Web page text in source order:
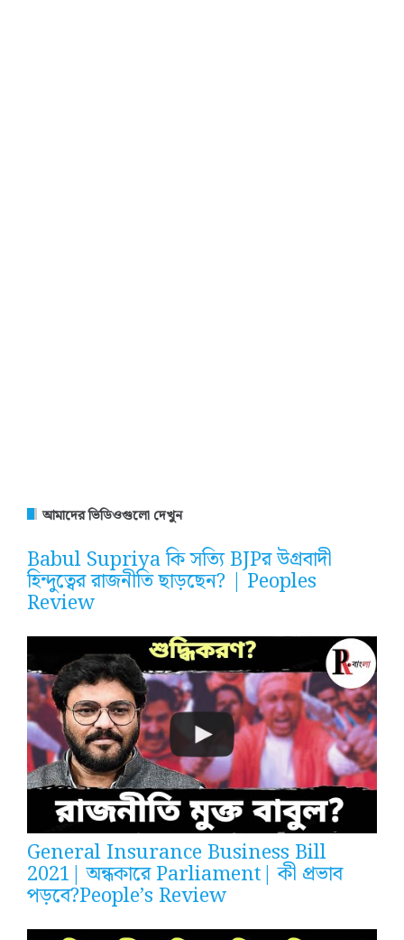
আমাদের ভিডিওগুলো দেখুন
Babul Supriya কি সত্যি BJPর উগ্রবাদী
হিন্দুত্বের রাজনীতি ছাড়ছেন? | Peoples
Review
General Insurance Business Bill
2021| অন্ধকারে Parliament| কী প্রভাব
পড়বে?People’s Review